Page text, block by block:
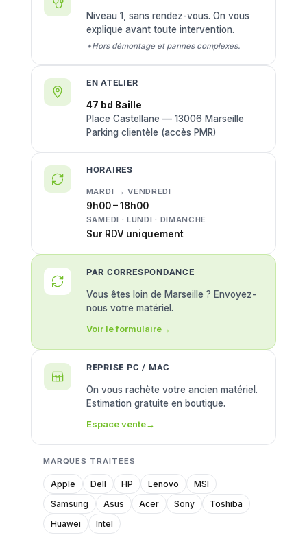
Niveau 1, sans rendez-vous. On vous
explique avant toute intervention.
*Hors démontage et pannes complexes.
EN ATELIER
47 bd Baille
Place Castellane — 13006 Marseille
Parking clientèle (accès PMR)
HORAIRES
MARDI → VENDREDI
9h00 – 18h00
SAMEDI · LUNDI · DIMANCHE
Sur RDV uniquement
PAR CORRESPONDANCE
Vous êtes loin de Marseille ? Envoyez-
nous votre matériel.
Voir le formulaire→
REPRISE PC / MAC
On vous rachète votre ancien matériel.
Estimation gratuite en boutique.
Espace vente→
MARQUES TRAITÉES
Apple Dell HP Lenovo
MSI
Samsung
Asus Acer Sony
Toshiba
Huawei
Intel